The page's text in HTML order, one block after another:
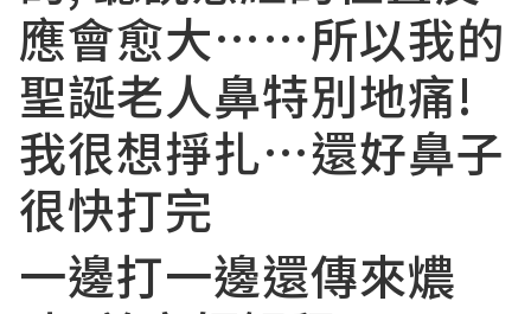
應會愈大……所以我的
聖誕老人鼻特別地痛!
我很想掙扎…還好鼻子
很快打完
一邊打一邊還傳來燶